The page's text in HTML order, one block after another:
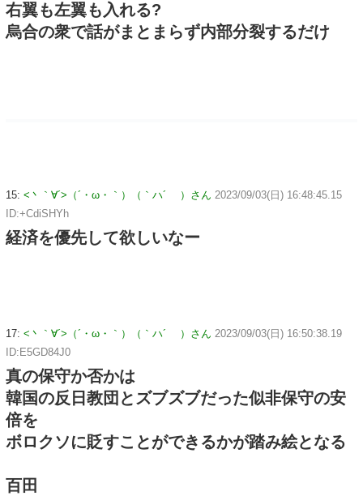
右翼も左翼も入れる?
烏合の衆で話がまとまらず内部分裂するだけ
15: <丶｀∀´>（´・ω・｀）（｀ハ´ ）さん 2023/09/03(日) 16:48:45.15
ID:+CdiSHYh
経済を優先して欲しいなー
17: <丶｀∀´>（´・ω・｀）（｀ハ´ ）さん 2023/09/03(日) 16:50:38.19
ID:E5GD84J0
真の保守か否かは
韓国の反日教団とズブズブだった似非保守の安
倍を
ボロクソに貶すことができるかが踏み絵となる
百田